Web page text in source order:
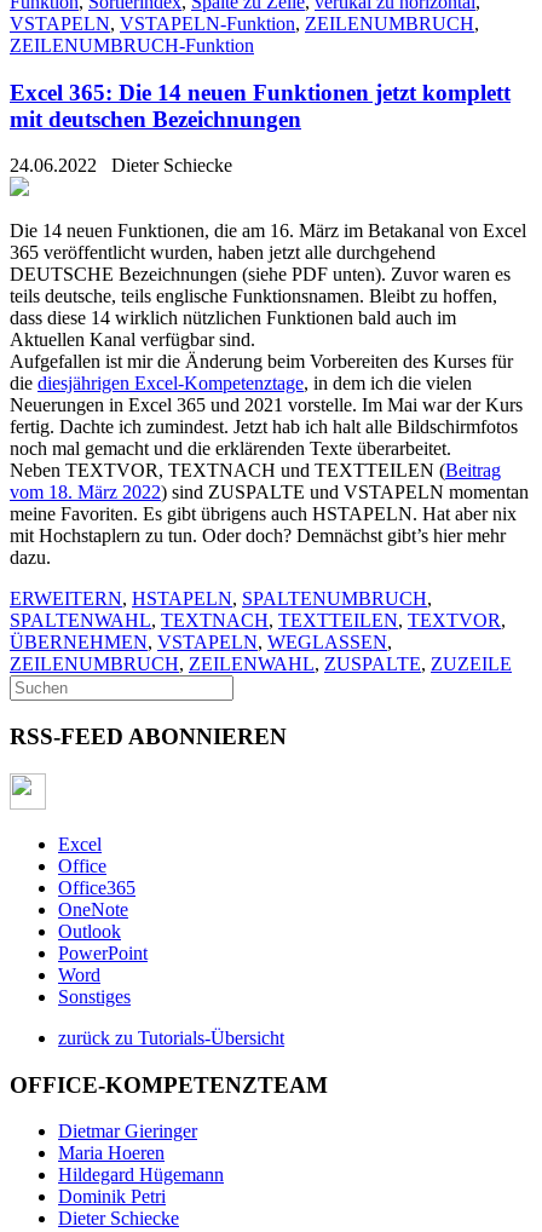
VSTAPELN, VSTAPELN-Funktion, ZEILENUMBRUCH,
ZEILENUMBRUCH-Funktion
Excel 365: Die 14 neuen Funktionen jetzt komplett
mit deutschen Bezeichnungen
24.06.2022 Dieter Schiecke
Die 14 neuen Funktionen, die am 16. März im Betakanal von Excel
365 veröffentlicht wurden, haben jetzt alle durchgehend
DEUTSCHE Bezeichnungen (siehe PDF unten). Zuvor waren es
teils deutsche, teils englische Funktionsnamen. Bleibt zu hoffen,
dass diese 14 wirklich nützlichen Funktionen bald auch im
Aktuellen Kanal verfügbar sind.
Aufgefallen ist mir die Änderung beim Vorbereiten des Kurses für
die diesjährigen Excel-Kompetenztage, in dem ich die vielen
Neuerungen in Excel 365 und 2021 vorstelle. Im Mai war der Kurs
fertig. Dachte ich zumindest. Jetzt hab ich halt alle Bildschirmfotos
noch mal gemacht und die erklärenden Texte überarbeitet.
Neben TEXTVOR, TEXTNACH und TEXTTEILEN (Beitrag
vom 18. März 2022) sind ZUSPALTE und VSTAPELN momentan
meine Favoriten. Es gibt übrigens auch HSTAPELN. Hat aber nix
mit Hochstaplern zu tun. Oder doch? Demnächst gibt’s hier mehr
dazu.
ERWEITERN, HSTAPELN, SPALTENUMBRUCH,
SPALTENWAHL, TEXTNACH, TEXTTEILEN, TEXTVOR,
ÜBERNEHMEN, VSTAPELN, WEGLASSEN,
ZEILENUMBRUCH, ZEILENWAHL, ZUSPALTE, ZUZEILE
RSS-FEED ABONNIEREN
Excel
Office
Office365
OneNote
Outlook
PowerPoint
Word
Sonstiges
zurück zu Tutorials-Übersicht
OFFICE-KOMPETENZTEAM
Dietmar Gieringer
Maria Hoeren
Hildegard Hügemann
Dominik Petri
Dieter Schiecke